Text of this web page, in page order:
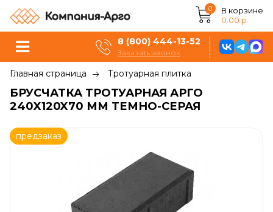
0
В корзине
0.00 р.
8 (800) 444-13-52
Заказать звонок
Главная страница Тротуарная плитка
БРУСЧАТКА ТРОТУАРНАЯ АРГО
240X120X70 ММ ТЕМНО-СЕРАЯ
предзаказ